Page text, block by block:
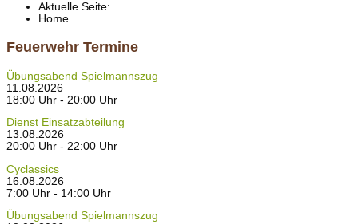
Aktuelle Seite:
Home
Feuerwehr Termine
Übungsabend Spielmannszug
11.08.2026
18:00 Uhr - 20:00 Uhr
Dienst Einsatzabteilung
13.08.2026
20:00 Uhr - 22:00 Uhr
Cyclassics
16.08.2026
7:00 Uhr - 14:00 Uhr
Übungsabend Spielmannszug